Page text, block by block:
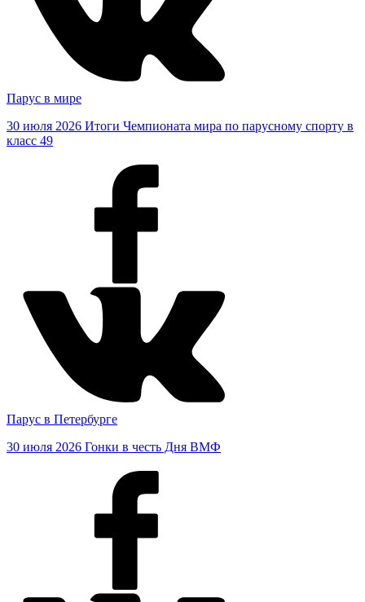
Парус в мире
30 июля 2026 Итоги Чемпионата мира по парусному спорту в
класс 49
Парус в Петербурге
30 июля 2026 Гонки в честь Дня ВМФ